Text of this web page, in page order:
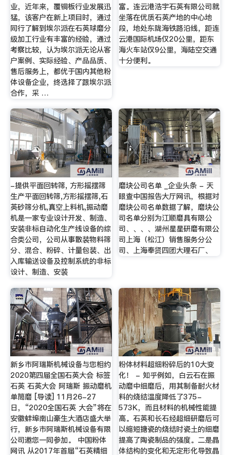
业，近年来，覆铜板行业发展迅
猛，该客户在新上项目时，通过
同行了解到埃尔派在石英球磨分
级加工行业有丰富的经验，通过
考察比较，认为埃尔派无论从客
户案例、实际经验、产品品质、
售后服务上，都优于国内其他粉
体设备企业，终选择了跟埃尔派
合作，采 …
富。连云港浩宇石英有限公司就
坐落在优质石英产地的中心地
段，地处东陇海铁路沿线，距连
云港国际机场仅20公里，距东
海火车站仅9公里，海陆空交通
十分便利。
-提供平面回转筛, 方形摇摆筛
生产平面回转筛,方形摇摆筛,石
英砂筛分机,真空上料机,振动磨
机是一家专业设计开发、制造、
安装非标自动化生产线设备的综
合类公司，公司从事散装物料筛
分、混合、粉碎、计量包装、出
入库输送设备及控制系统的非标
设计、制造、安装
磨块公司名单 _企业头条 - 天
眼查中国报告大厅网讯，根据对
磨块公司名单数据了解，磨块公
司名单分别为江顺磨具有限公
司、、、、湖州星星研磨有限公
司上海（松江）销售服务分公
司、上海奉贤四团大理石厂、
新乡市阿瑞斯机械设备与您相约
2020第四届全国石英大会 标签
石英 石英大会 阿瑞斯 振动磨机
单筒磨 [导读] 11月26-27
日，“2020全国石英 大会”将在
安徽蚌埠南山豪生大酒店盛大举
行，新乡市阿瑞斯机械设备有限
公司邀您一同参加。 中国粉体
网讯 从2017年首届“石英精细
粉体材料超细粉碎后的10大变
化！ - 知乎例如，白云石在振
动磨中细磨后，用其制备耐火材
料的烧结温度降低了375-
573K，而且材料的机械性能提
高。石英和长石经超细研磨后可
以缩短搪瓷的烧结时瓷土的细磨
提高了陶瓷制品的强度。二是晶
体结构的变化和无定形化导致晶